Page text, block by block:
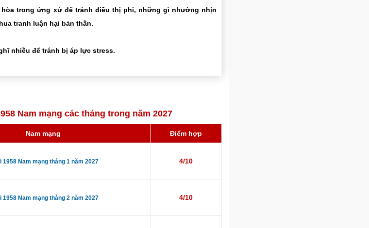
hòa trong ứng xử để tránh điều thị phi, những gì nhường nhịn
tranh luận hại bản thân.
nhiều để tránh bị áp lực stress.
Nam mạng các tháng trong năm 2027
Nam mạng Điểm hợp
1958 Nam mạng tháng 1 năm 2027 4/10
1958 Nam mạng tháng 2 năm 2027 4/10